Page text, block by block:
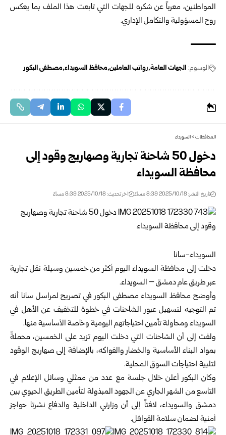
المواطنين، معرباً عن شكره للجهات التي تابعت هذا الملف بما يعكس
روح المسؤولية والتكامل الإداري.
الوسوم: الجهات العامة رواتب العاملين محافظ السويداء مصطفى البكور
المحافظات>السويداء
دخول 50 شاحنة تجارية وصهاريج وقود إلى
محافظة السويداء
تاريخ النشر: 2025/10/18 8:39 مساءً اخر تحديث: 2025/10/18 8:39 مساءً
السويداء-سانا
دخلت إلى محافظة السويداء اليوم أكثر من خمسين وسيلة نقل تجارية
عبر طريق عام دمشق – السويداء.
وأوضح محافظ السويداء مصطفى البكور في تصريح لمراسل سانا أنه
تم التوجيه لتسهيل عبور الشاحنات في خطوة للتخفيف عن الأهل في
السويداء ومحاولة تأمين احتياجاتهم اليومية وخاصة الأساسية منها.
ولفت إلى أن الشاحنات التي دخلت اليوم تزيد على الخمسين، محملةً
بمواد البناء الأساسية والخضار والفواكه، بالإضافة إلى صهاريج الوقود
لتلبية احتياجات السوق المحلية.
وكان البكور أعلن خلال جلسة مع عدد من ممثلي وسائل الإعلام في
التاسع من الشهر الجاري عن الجهود المبذولة لتأمين الطريق الحيوي بين
دمشق والسويداء، لافتاً إلى أن وزارتي الداخلية والدفاع نشرتا حواجز
أمنية لضمان سلامة القوافل.